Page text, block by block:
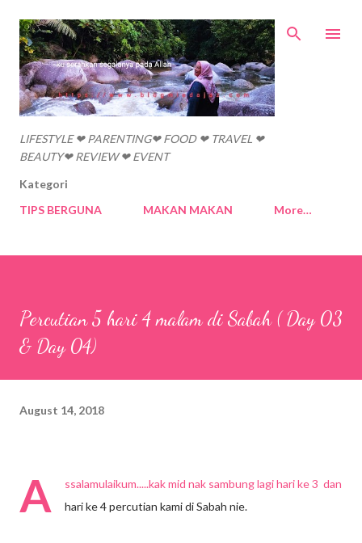
Skip to main content
LIFESTYLE ❤ PARENTING❤ FOOD ❤ TRAVEL ❤
BEAUTY❤ REVIEW ❤ EVENT
Kategori
TIPS BERGUNA
MAKAN MAKAN More…
Percutian 5 hari 4 malam di Sabah ( Day 03
& Day 04)
August 14, 2018
A
ssalamulaikum.....kak mid nak sambung lagi hari ke 3 dan
hari ke 4 percutian kami di Sabah nie.